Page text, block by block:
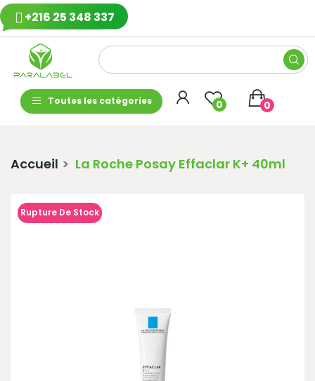
+216 25 348 337
Toutes les catégories 0 0
Accueil La Roche Posay Effaclar K+ 40ml
Rupture De Stock